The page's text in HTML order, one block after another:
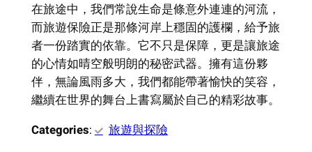
在旅途中，我們常說生命是條意外連連的河流，
而旅遊保險正是那條河岸上穩固的護欄，給予旅
者一份踏實的依靠。它不只是保障，更是讓旅途
的心情如晴空般明朗的秘密武器。擁有這份夥
伴，無論風雨多大，我們都能帶著愉快的笑容，
繼續在世界的舞台上書寫屬於自己的精彩故事。
Categories: 旅遊與探險